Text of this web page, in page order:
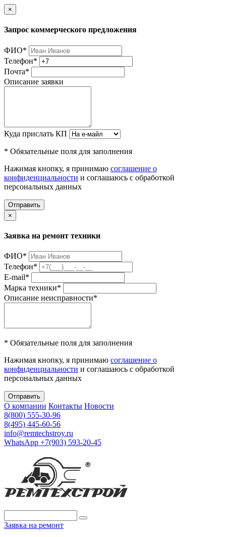
×
Запрос коммерческого предложения
ФИО*
Телефон*
Почта*
Описание заявки
Куда прислать КП
* Обязательные поля для заполнения
Нажимая кнопку, я принимаю соглашение о
конфиденциальности и соглашаюсь с обработкой
персональных данных
Отправить
×
Заявка на ремонт техники
ФИО*
Телефон*
E-mail*
Марка техники*
Описание неисправности*
* Обязательные поля для заполнения
Нажимая кнопку, я принимаю соглашение о
конфиденциальности и соглашаюсь с обработкой
персональных данных
Отправить
О компании Контакты Новости
8(800) 555-30-96
8(495) 445-60-56
info@remtechstroy.ru
WhatsApp +7(903) 593-20-45
Заявка на ремонт